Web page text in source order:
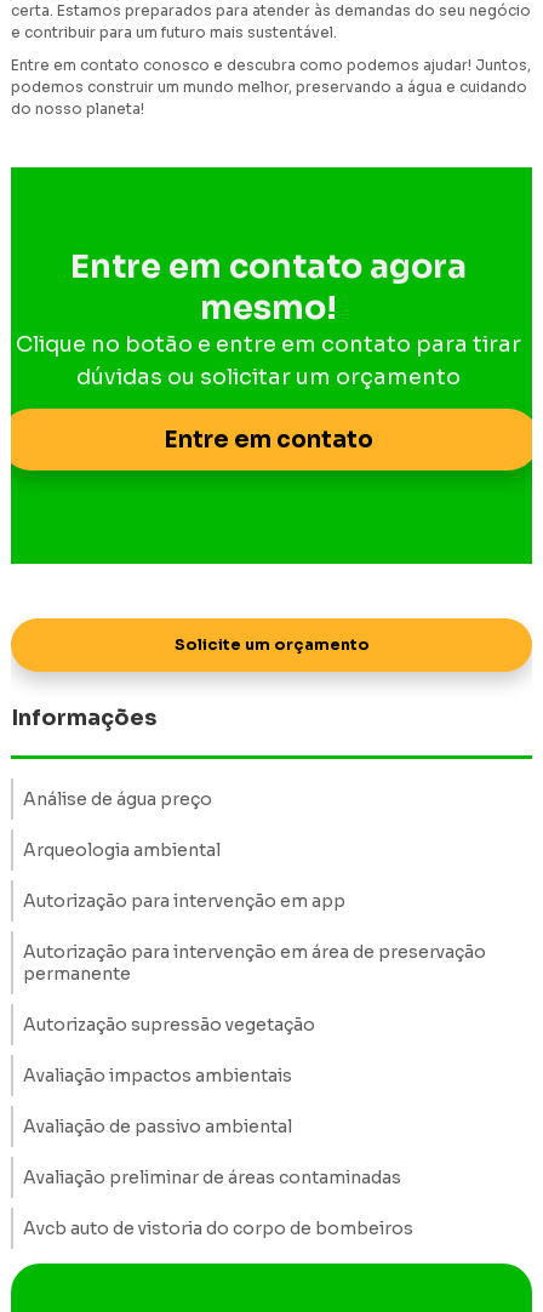
certa. Estamos preparados para atender às demandas do seu negócio
e contribuir para um futuro mais sustentável.
Entre em contato conosco e descubra como podemos ajudar! Juntos,
podemos construir um mundo melhor, preservando a água e cuidando
do nosso planeta!
Entre em contato agora
mesmo!
Clique no botão e entre em contato para tirar
dúvidas ou solicitar um orçamento
Entre em contato
Solicite um orçamento
Informações
Análise de água preço
Arqueologia ambiental
Autorização para intervenção em app
Autorização para intervenção em área de preservação
permanente
Autorização supressão vegetação
Avaliação impactos ambientais
Avaliação de passivo ambiental
Avaliação preliminar de áreas contaminadas
Avcb auto de vistoria do corpo de bombeiros